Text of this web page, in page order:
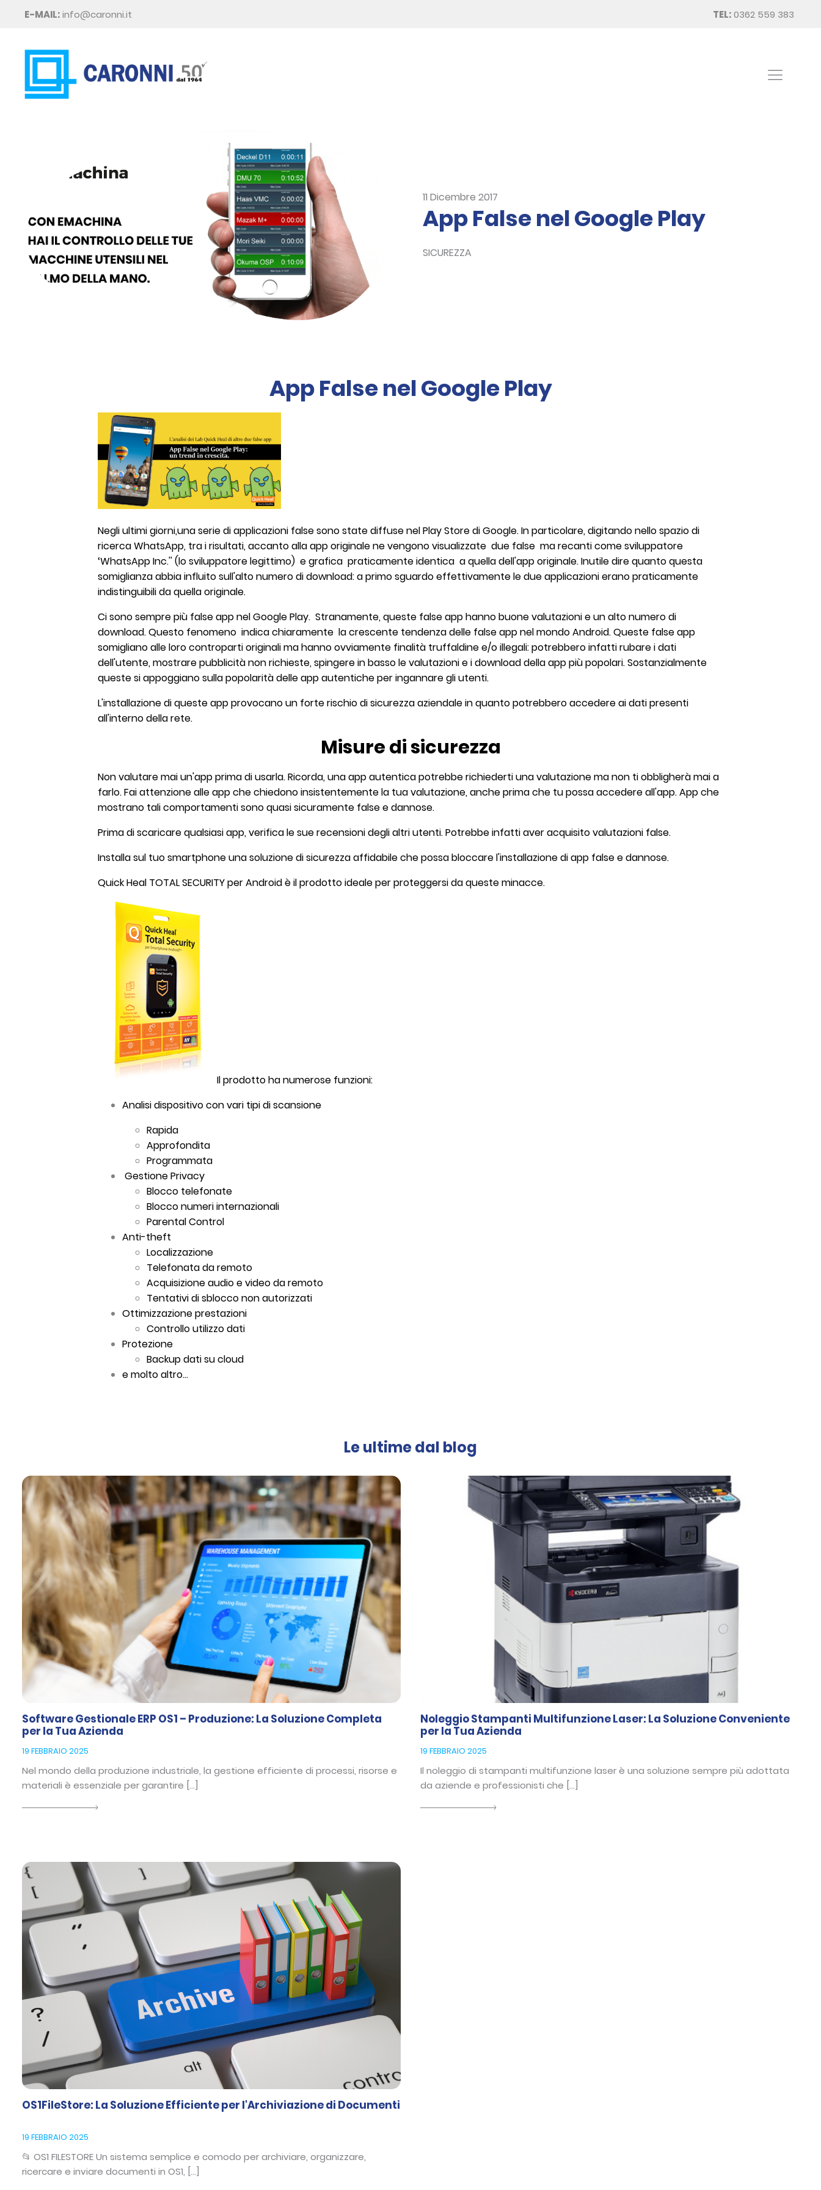
E-MAIL:info@caronni.it TEL:0362 559 383
11 Dicembre 2017
App False nel Google Play
SICUREZZA
App False nel Google Play
Negli ultimi giorni,una serie di applicazioni false sono state diffuse nel Play Store di Google. In particolare, digitando nello spazio di
ricerca WhatsApp, tra i risultati, accanto alla app originale ne vengono visualizzate due false ma recanti come sviluppatore
‘WhatsApp Inc.'' (lo sviluppatore legittimo) e grafica praticamente identica a quella dell'app originale. Inutile dire quanto questa
somiglianza abbia influito sull'alto numero di download: a primo sguardo effettivamente le due applicazioni erano praticamente
indistinguibili da quella originale.
Ci sono sempre più false app nel Google Play. Stranamente, queste false app hanno buone valutazioni e un alto numero di
download. Questo fenomeno indica chiaramente la crescente tendenza delle false app nel mondo Android. Queste false app
somigliano alle loro controparti originali ma hanno ovviamente finalità truffaldine e/o illegali: potrebbero infatti rubare i dati
dell'utente, mostrare pubblicità non richieste, spingere in basso le valutazioni e i download della app più popolari. Sostanzialmente
queste si appoggiano sulla popolarità delle app autentiche per ingannare gli utenti.
L'installazione di queste app provocano un forte rischio di sicurezza aziendale in quanto potrebbero accedere ai dati presenti
all'interno della rete.
Misure di sicurezza
Non valutare mai un'app prima di usarla. Ricorda, una app autentica potrebbe richiederti una valutazione ma non ti obbligherà mai a
farlo. Fai attenzione alle app che chiedono insistentemente la tua valutazione, anche prima che tu possa accedere all'app. App che
mostrano tali comportamenti sono quasi sicuramente false e dannose.
Prima di scaricare qualsiasi app, verifica le sue recensioni degli altri utenti. Potrebbe infatti aver acquisito valutazioni false.
Installa sul tuo smartphone una soluzione di sicurezza affidabile che possa bloccare l'installazione di app false e dannose.
Quick Heal TOTAL SECURITY per Android è il prodotto ideale per proteggersi da queste minacce.
Il prodotto ha numerose funzioni:
Analisi dispositivo con vari tipi di scansione
Rapida
Approfondita
Programmata
Gestione Privacy
Blocco telefonate
Blocco numeri internazionali
Parental Control
Anti-theft
Localizzazione
Telefonata da remoto
Acquisizione audio e video da remoto
Tentativi di sblocco non autorizzati
Ottimizzazione prestazioni
Controllo utilizzo dati
Protezione
Backup dati su cloud
e molto altro...
Le ultime dal blog
Software Gestionale ERP OS1 – Produzione: La Soluzione Completa
per la Tua Azienda
19 FEBBRAIO 2025
Nel mondo della produzione industriale, la gestione efficiente di processi, risorse e
materiali è essenziale per garantire […]
Noleggio Stampanti Multifunzione Laser: La Soluzione Conveniente
per la Tua Azienda
19 FEBBRAIO 2025
Il noleggio di stampanti multifunzione laser è una soluzione sempre più adottata
da aziende e professionisti che […]
OS1FileStore: La Soluzione Efficiente per l'Archiviazione di Documenti
19 FEBBRAIO 2025
📂 OS1 FILESTORE Un sistema semplice e comodo per archiviare, organizzare,
ricercare e inviare documenti in OS1, […]